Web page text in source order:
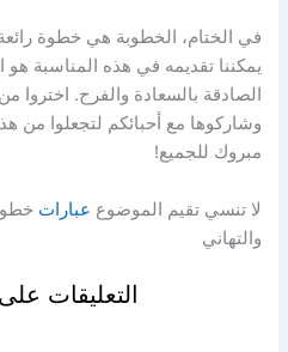
في الختام، الخطوبة هي خطوة
يمكننا تقديمه في هذه المناسبة هو
الصادقة بالسعادة والفرح. اختروا
وشاركوها مع أحبائكم لتجعلوا من
مبروك للجميع!
لا تنسي تقيم الموضوع عبارات
والتهاني
التعليقات